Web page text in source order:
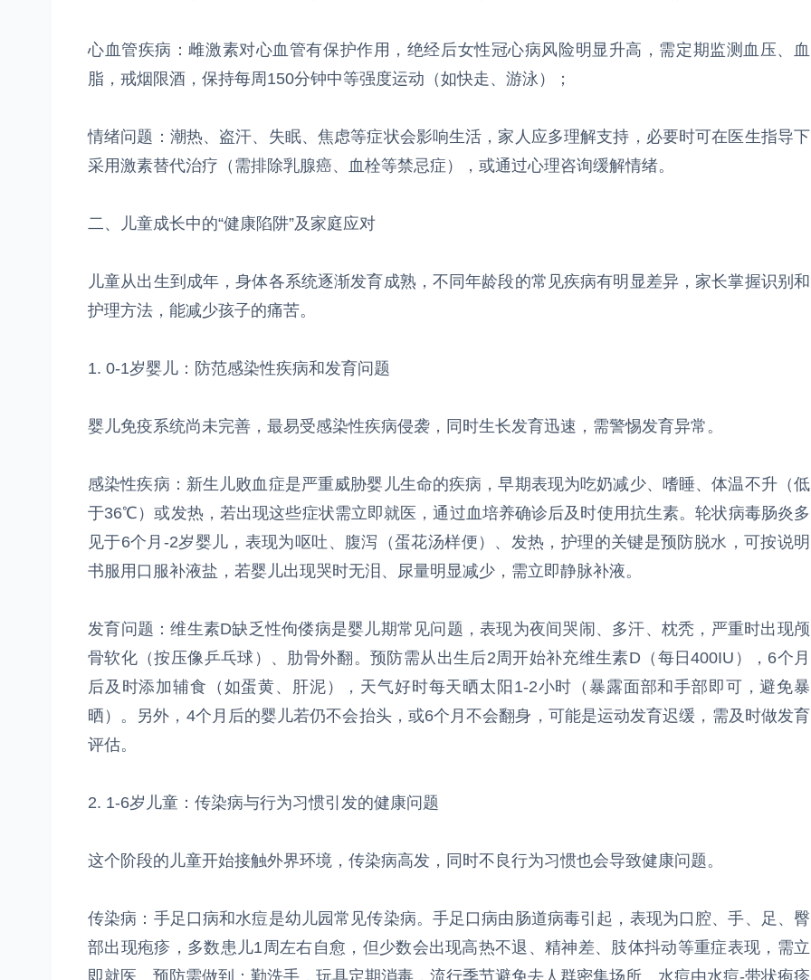
心血管疾病：雌激素对心血管有保护作用，绝经后女性冠心病风险明显升高，需定期监测血压、血
脂，戒烟限酒，保持每周150分钟中等强度运动（如快走、游泳）；
情绪问题：潮热、盗汗、失眠、焦虑等症状会影响生活，家人应多理解支持，必要时可在医生指导下
采用激素替代治疗（需排除乳腺癌、血栓等禁忌症），或通过心理咨询缓解情绪。
二、儿童成长中的“健康陷阱”及家庭应对
儿童从出生到成年，身体各系统逐渐发育成熟，不同年龄段的常见疾病有明显差异，家长掌握识别和
护理方法，能减少孩子的痛苦。
1. 0-1岁婴儿：防范感染性疾病和发育问题
婴儿免疫系统尚未完善，最易受感染性疾病侵袭，同时生长发育迅速，需警惕发育异常。
感染性疾病：新生儿败血症是严重威胁婴儿生命的疾病，早期表现为吃奶减少、嗜睡、体温不升（低
于36℃）或发热，若出现这些症状需立即就医，通过血培养确诊后及时使用抗生素。轮状病毒肠炎多
见于6个月-2岁婴儿，表现为呕吐、腹泻（蛋花汤样便）、发热，护理的关键是预防脱水，可按说明
书服用口服补液盐，若婴儿出现哭时无泪、尿量明显减少，需立即静脉补液。
发育问题：维生素D缺乏性佝偻病是婴儿期常见问题，表现为夜间哭闹、多汗、枕秃，严重时出现颅
骨软化（按压像乒乓球）、肋骨外翻。预防需从出生后2周开始补充维生素D（每日400IU），6个月
后及时添加辅食（如蛋黄、肝泥），天气好时每天晒太阳1-2小时（暴露面部和手部即可，避免暴
晒）。另外，4个月后的婴儿若仍不会抬头，或6个月不会翻身，可能是运动发育迟缓，需及时做发育
评估。
2. 1-6岁儿童：传染病与行为习惯引发的健康问题
这个阶段的儿童开始接触外界环境，传染病高发，同时不良行为习惯也会导致健康问题。
传染病：手足口病和水痘是幼儿园常见传染病。手足口病由肠道病毒引起，表现为口腔、手、足、臀
部出现疱疹，多数患儿1周左右自愈，但少数会出现高热不退、精神差、肢体抖动等重症表现，需立
即就医。预防需做到：勤洗手，玩具定期消毒，流行季节避免去人群密集场所。水痘由水痘-带状疱疹